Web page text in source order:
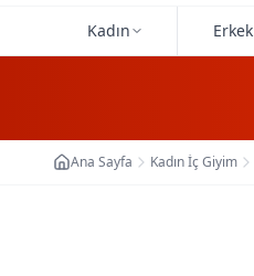
Kadın Erkek
Ana Sayfa Kadın İç Giyim